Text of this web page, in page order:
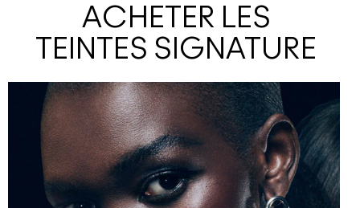
ACHETER LES
TEINTES SIGNATURE